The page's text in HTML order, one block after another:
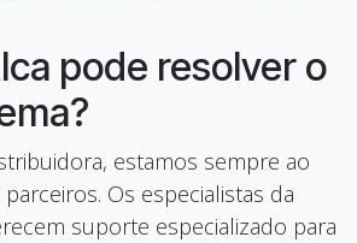
pode resolver o
estamos sempre ao
Os especialistas da
suporte especializado para